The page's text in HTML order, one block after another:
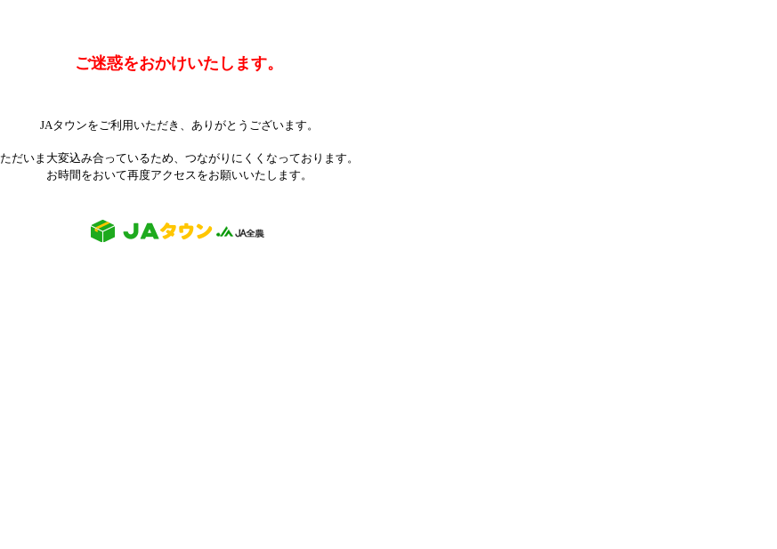
ご迷惑をおかけいたします。
JAタウンをご利用いただき、ありがとうございます。
ただいま大変込み合っているため、つながりにくくなっております。
お時間をおいて再度アクセスをお願いいたします。